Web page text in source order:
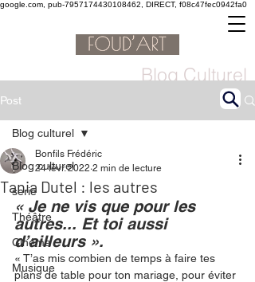
google.com, pub-7957174430108462, DIRECT, f08c47fec0942fa0
Blog Culturel
Post
Blog culturel
serie
Théâtre
Cinéma
Musique
Blog culturel
Tania Dutel : les autres
Bonfils Frédéric
24 févr. 2022 2 min de lecture
« Je ne vis que pour les
autres... Et toi aussi
d’ailleurs ».
« T’as mis combien de temps à faire tes
plans de table pour ton mariage, pour éviter